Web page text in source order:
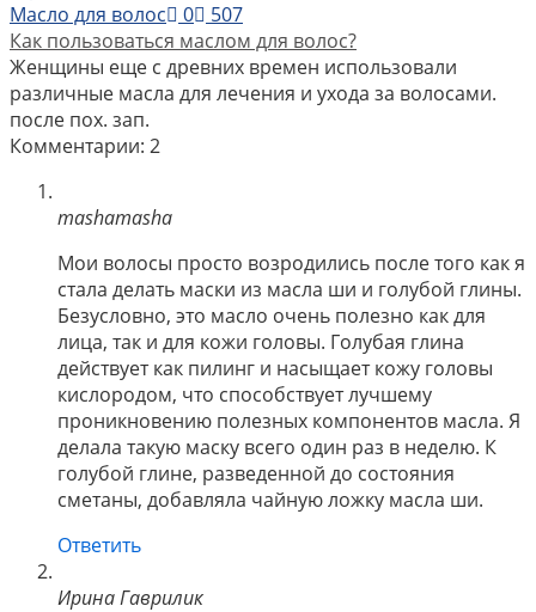
Масло для волос
0
507
Как пользоваться маслом для волос?
Женщины еще с древних времен использовали
различные масла для лечения и ухода за волосами.
после пох. зап.
Комментарии: 2
mashamasha
Мои волосы просто возродились после того как я
стала делать маски из масла ши и голубой глины.
Безусловно, это масло очень полезно как для
лица, так и для кожи головы. Голубая глина
действует как пилинг и насыщает кожу головы
кислородом, что способствует лучшему
проникновению полезных компонентов масла. Я
делала такую маску всего один раз в неделю. К
голубой глине, разведенной до состояния
сметаны, добавляла чайную ложку масла ши.
Ответить
Ирина Гаврилик